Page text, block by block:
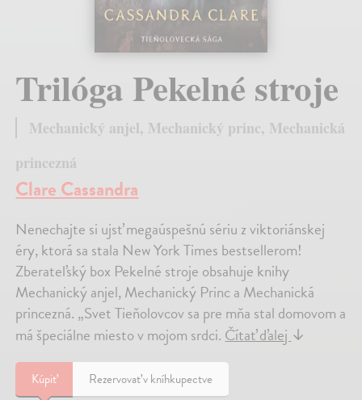
Trilóga Pekelné stroje
Mechanický anjel, Mechanický princ, Mechanická
princezná
Clare Cassandra
Nenechajte si ujsť megaúspešnú sériu z viktoriánskej
éry, ktorá sa stala New York Times bestsellerom!
Zberateľský box Pekelné stroje obsahuje knihy
Mechanický anjel, Mechanický Princ a Mechanická
princezná. „Svet Tieňolovcov sa pre mňa stal domovom a
má špeciálne miesto v mojom srdci.Čítať ďalej↓
Kúpiť Rezervovať v kníhkupectve